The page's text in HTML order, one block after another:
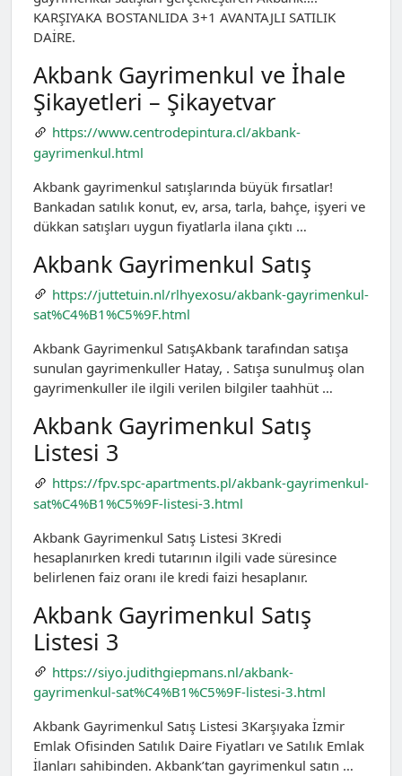
KARŞIYAKA BOSTANLIDA 3+1 AVANTAJLI SATILIK
DAİRE.
Akbank Gayrimenkul ve İhale
Şikayetleri – Şikayetvar
https://www.centrodepintura.cl/akbank-
gayrimenkul.html
Akbank gayrimenkul satışlarında büyük fırsatlar!
Bankadan satılık konut, ev, arsa, tarla, bahçe, işyeri ve
dükkan satışları uygun fiyatlarla ilana çıktı …
Akbank Gayrimenkul Satış
https://juttetuin.nl/rlhyexosu/akbank-gayrimenkul-
sat%C4%B1%C5%9F.html
Akbank Gayrimenkul SatışAkbank tarafından satışa
sunulan gayrimenkuller Hatay, . Satışa sunulmuş olan
gayrimenkuller ile ilgili verilen bilgiler taahhüt …
Akbank Gayrimenkul Satış
Listesi 3
https://fpv.spc-apartments.pl/akbank-gayrimenkul-
sat%C4%B1%C5%9F-listesi-3.html
Akbank Gayrimenkul Satış Listesi 3Kredi
hesaplanırken kredi tutarının ilgili vade süresince
belirlenen faiz oranı ile kredi faizi hesaplanır.
Akbank Gayrimenkul Satış
Listesi 3
https://siyo.judithgiepmans.nl/akbank-
gayrimenkul-sat%C4%B1%C5%9F-listesi-3.html
Akbank Gayrimenkul Satış Listesi 3Karşıyaka İzmir
Emlak Ofisinden Satılık Daire Fiyatları ve Satılık Emlak
İlanları sahibinden. Akbank’tan gayrimenkul satın …